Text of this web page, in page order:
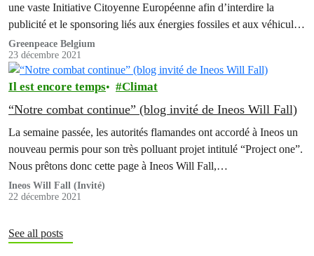
une vaste Initiative Citoyenne Européenne afin d’interdire la
publicité et le sponsoring liés aux énergies fossiles et aux véhicules
qui en consomment. Grâce à votre aide, cette pétition a déjà
dépassé les 120 000 signatures. En cette fin d’année, revenons sur
quelques actions majeures qui ont…
Greenpeace Belgium
23 décembre 2021
Il est encore temps Climat
“Notre combat continue” (blog invité de Ineos Will Fall)
La semaine passée, les autorités flamandes ont accordé à Ineos un
nouveau permis pour son très polluant projet intitulé “Project one”.
Nous prêtons donc cette page à Ineos Will Fall,…
Ineos Will Fall (Invité)
22 décembre 2021
See all posts